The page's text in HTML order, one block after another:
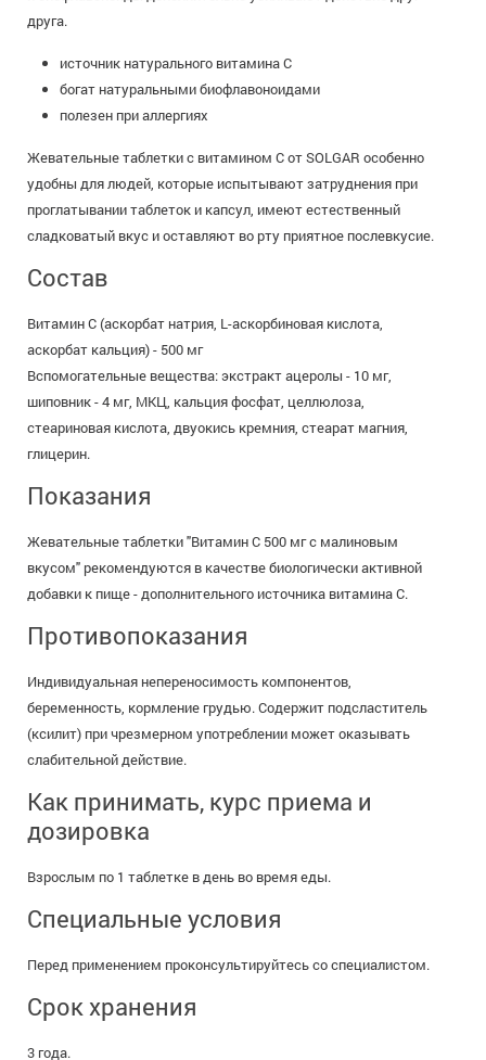
друга.
источник натурального витамина С
богат натуральными биофлавоноидами
полезен при аллергиях
Жевательные таблетки с витамином С от SOLGAR особенно
удобны для людей, которые испытывают затруднения при
проглатывании таблеток и капсул, имеют естественный
сладковатый вкус и оставляют во рту приятное послевкусие.
Состав
Витамин С (аскорбат натрия, L-аскорбиновая кислота,
аскорбат кальция) - 500 мг
Вспомогательные вещества: экстракт ацеролы - 10 мг,
шиповник - 4 мг, МКЦ, кальция фосфат, целлюлоза,
стеариновая кислота, двуокись кремния, стеарат магния,
глицерин.
Показания
Жевательные таблетки "Витамин С 500 мг с малиновым
вкусом" рекомендуются в качестве биологически активной
добавки к пище - дополнительного источника витамина С.
Противопоказания
Индивидуальная непереносимость компонентов,
беременность, кормление грудью. Содержит подсластитель
(ксилит) при чрезмерном употреблении может оказывать
слабительной действие.
Как принимать, курс приема и
дозировка
Взрослым по 1 таблетке в день во время еды.
Специальные условия
Перед применением проконсультируйтесь со специалистом.
Срок хранения
3 года.